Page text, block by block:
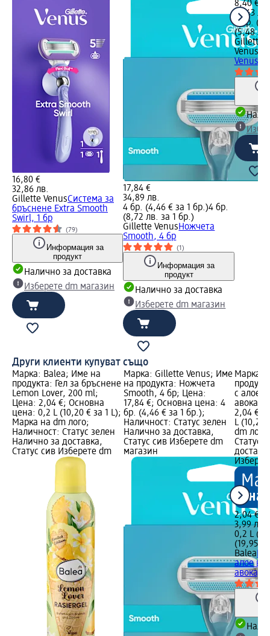
16,80 €
32,86 лв.
Gillette VenusСистема за
бръснене Extra Smooth
Swirl, 1 бр
(79)
Информация за
продукт
Налично за доставка
Изберете dm магазин
17,84 €
34,89 лв.
4 бр. (4,46 € за 1 бр.)4 бр.
(8,72 лв. за 1 бр.)
Gillette VenusНожчета
Smooth, 4 бр
(1)
Информация за
продукт
Налично за доставка
Изберете dm магазин
8,40 €
16,43 лв.
3 бр.
(5,48
Gillette
Venus
Venus
Други клиенти купуват също
Марка: Balea; Име на
продукта: Гел за бръснене
Lemon Lover, 200 ml;
Цена: 2,04 €; Основна
цена: 0,2 L (10,20 € за 1 L);
Марка на dm лого;
Наличност: Статус зелен
Налично за доставка,
Статус сив Изберете dm
Марка: Gillette Venus; Име
на продукта: Ножчета
Smooth, 4 бр; Цена:
17,84 €; Основна цена: 4
бр. (4,46 € за 1 бр.);
Наличност: Статус зелен
Налично за доставка,
Статус сив Изберете dm
магазин
Марка:
с алое
2,04 €;
L (10,20
dm
Статус
2,04 €
3,99 лв.
0,2 L
(19,95
Balea
алое